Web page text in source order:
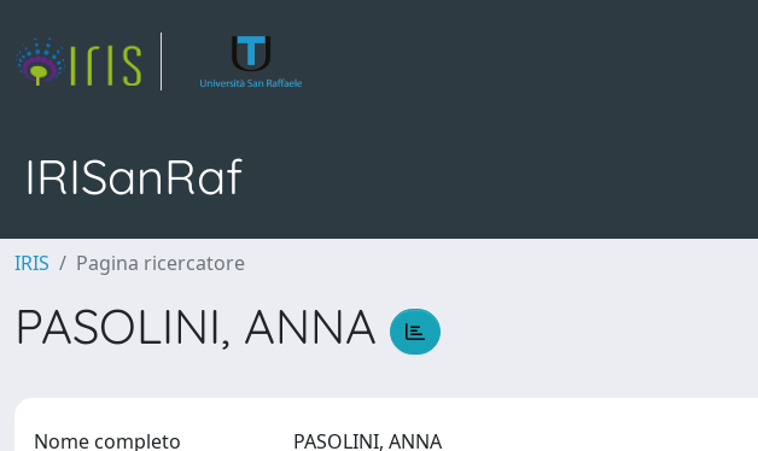
IRISanRaf
IRIS Pagina ricercatore
PASOLINI, ANNA
Nome completo PASOLINI, ANNA